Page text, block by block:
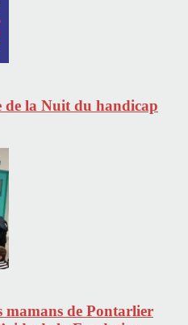
la Nuit du handicap
mamans de Pontarlier